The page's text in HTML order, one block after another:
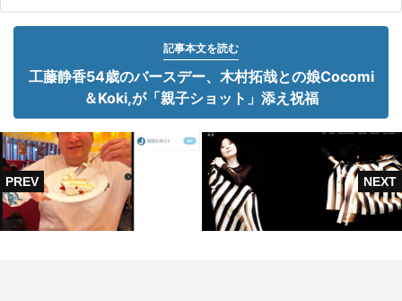
記事本文を読む
工藤静香54歳のバースデー、木村拓哉との娘Cocomi
＆Koki,が「親子ショット」添え祝福